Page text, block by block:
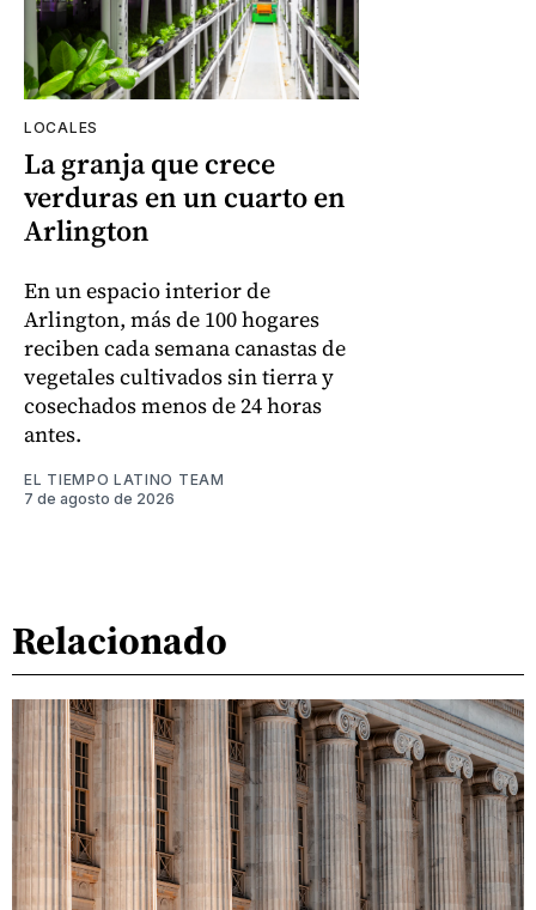
LOCALES
La granja que crece
verduras en un cuarto en
Arlington
En un espacio interior de
Arlington, más de 100 hogares
reciben cada semana canastas de
vegetales cultivados sin tierra y
cosechados menos de 24 horas
antes.
EL TIEMPO LATINO TEAM
7 de agosto de 2026
Relacionado